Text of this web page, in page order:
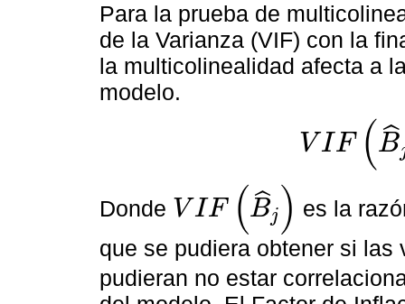
Para la prueba de
de la Varianza (VIF) con la
la multicolinealidad afecta a
modelo.
V IF (B
ˆ
VIF B^ =11 R j
Donde V IF (B
ˆj )
VIF B^
es la
que se pudiera obtener si
pudieran no estar